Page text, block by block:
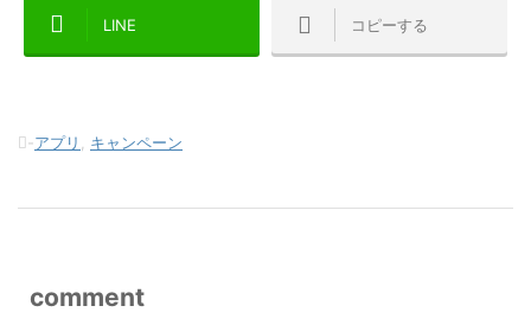
LINE コピーする
-アプリ キャンペーン
comment